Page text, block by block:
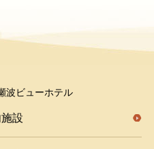
ビューホテル
設